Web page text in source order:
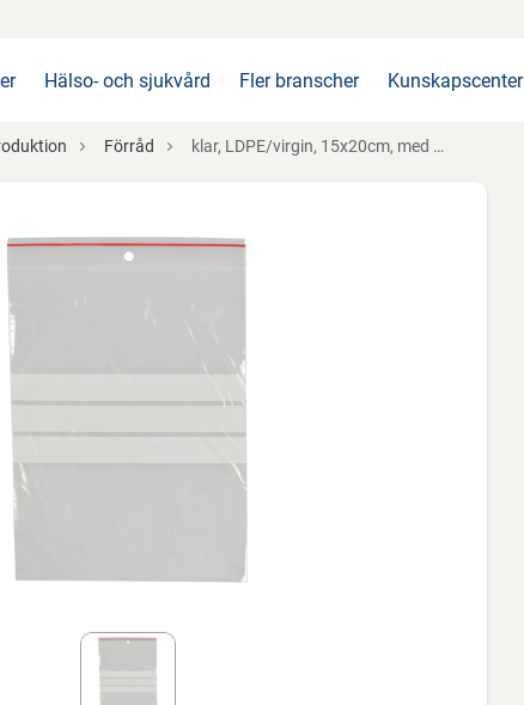
Hälso- och sjukvård Fler branscher Kunskapscenter
Förråd klar, LDPE/virgin, 15x20cm, med skrivfält